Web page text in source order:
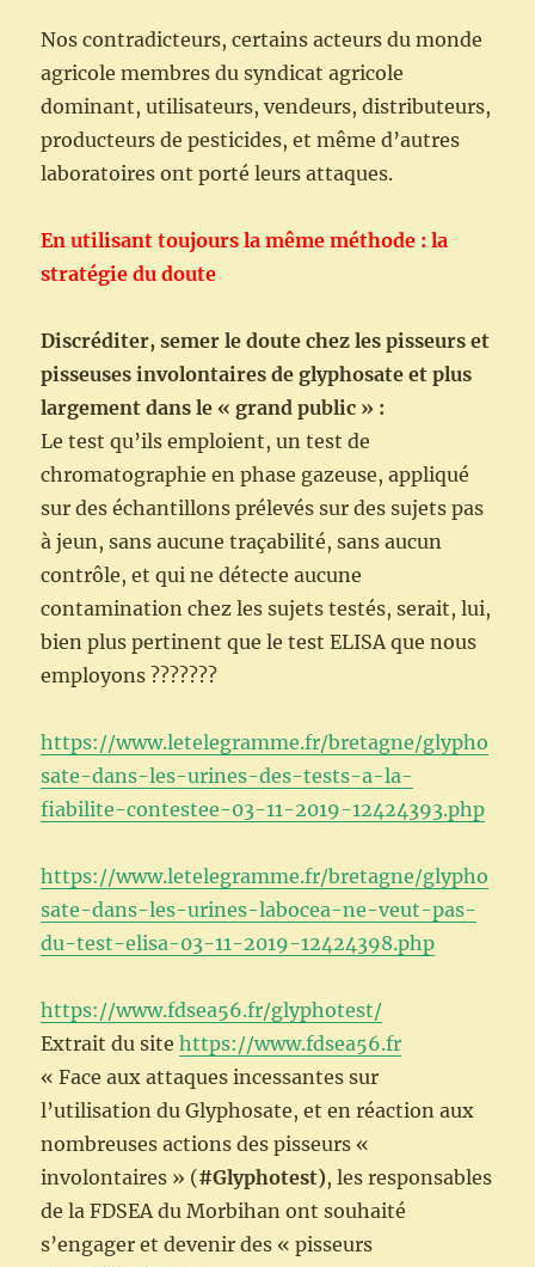
Nos contradicteurs, certains acteurs du monde
agricole membres du syndicat agricole
dominant, utilisateurs, vendeurs, distributeurs,
producteurs de pesticides, et même d’autres
laboratoires ont porté leurs attaques.
En utilisant toujours la même méthode : la
stratégie du doute
Discréditer, semer le doute chez les pisseurs et
pisseuses involontaires de glyphosate et plus
largement dans le « grand public » :
Le test qu’ils emploient, un test de
chromatographie en phase gazeuse, appliqué
sur des échantillons prélevés sur des sujets pas
à jeun, sans aucune traçabilité, sans aucun
contrôle, et qui ne détecte aucune
contamination chez les sujets testés, serait, lui,
bien plus pertinent que le test ELISA que nous
employons ???????
https://www.letelegramme.fr/bretagne/glypho
sate-dans-les-urines-des-tests-a-la-
fiabilite-contestee-03-11-2019-12424393.php
https://www.letelegramme.fr/bretagne/glypho
sate-dans-les-urines-labocea-ne-veut-pas-
du-test-elisa-03-11-2019-12424398.php
https://www.fdsea56.fr/glyphotest/
Extrait du sitehttps://www.fdsea56.fr
« Face aux attaques incessantes sur
l’utilisation du Glyphosate, et en réaction aux
nombreuses actions des pisseurs «
involontaires » (#Glyphotest), les responsables
de la FDSEA du Morbihan ont souhaité
s’engager et devenir des « pisseurs